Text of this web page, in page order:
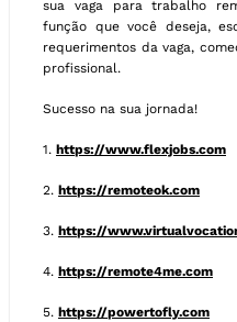
sua vaga para trabalho
função que você deseja,
requerimentos da vaga,
profissional.
Sucesso na sua jornada!
1. https://www.flexjobs.com
2. https://remoteok.com
3. https://
4. https://remote4me.com
5. https://powertofly.com